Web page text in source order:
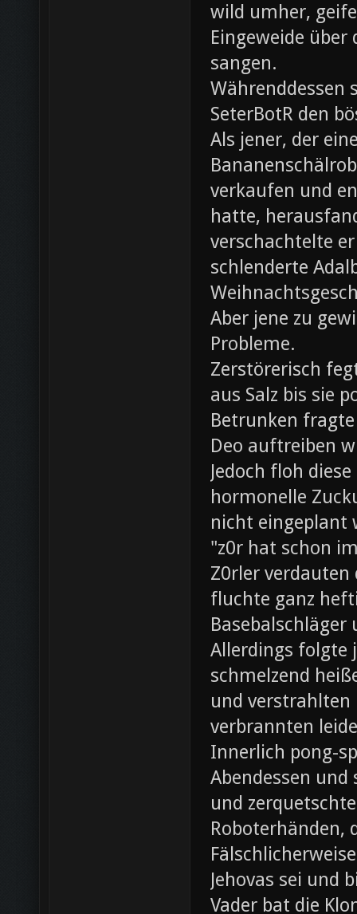
wild umher,
Eingeweide
sangen.
Währenddessen
SeterBotR den
Als jener, der
verkaufen und
hatte,
verschachtelte
schlenderte
Aber jene zu
Probleme.
Zerstörerisch
aus Salz bis sie
Betrunken
Deo auftreiben
Jedoch floh
hormonelle
nicht eingeplant
"z0r hat schon
Z0rler
fluchte ganz
Allerdings folgte
schmelzend
und verstrahlten
verbrannten
Innerlich pong-
Abendessen
und
Roboterhänden,
Jehovas sei und
Vader bat die